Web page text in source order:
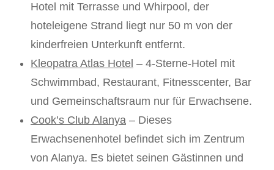
Hotel mit Terrasse und Whirpool, der
hoteleigene Strand liegt nur 50 m von der
kinderfreien Unterkunft entfernt.
Kleopatra Atlas Hotel – 4-Sterne-Hotel mit
Schwimmbad, Restaurant, Fitnesscenter, Bar
und Gemeinschaftsraum nur für Erwachsene.
Cook’s Club Alanya – Dieses
Erwachsenenhotel befindet sich im Zentrum
von Alanya. Es bietet seinen Gästinnen und